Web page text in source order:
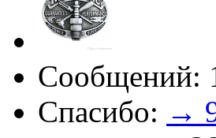
Сообщений:
Спасибо: →